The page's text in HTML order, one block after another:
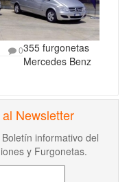
0355 furgonetas
Mercedes Benz
Newsletter
informativo del
y Furgonetas.